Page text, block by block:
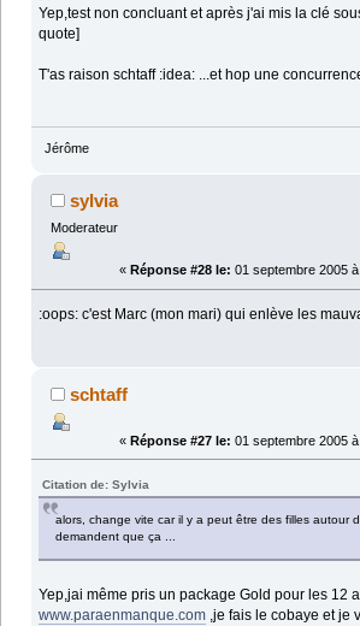
Yep,test non concluant et après j'ai mis la clé
quote]
T'as raison schtaff :idea: ...et hop une
Jérôme
sylvia
Moderateur
« Réponse #28 le: 01 septembre 2005
:oops: c'est Marc (mon mari) qui enlève les
schtaff
« Réponse #27 le: 01 septembre 2005
Citation de: Sylvia
alors, change vite car il y a peut être des filles autour
demandent que ça ...
Yep,jai même pris un package Gold pour les 12
www.paraenmanque.com ,je fais le cobaye et je